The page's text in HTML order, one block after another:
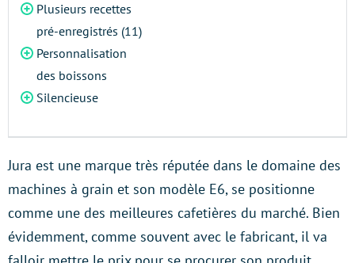
Plusieurs recettes
pré-enregistrés (11)
Personnalisation
des boissons
Silencieuse
Jura est une marque très réputée dans le domaine des
machines à grain et son modèle E6, se positionne
comme une des meilleures cafetières du marché. Bien
évidemment, comme souvent avec le fabricant, il va